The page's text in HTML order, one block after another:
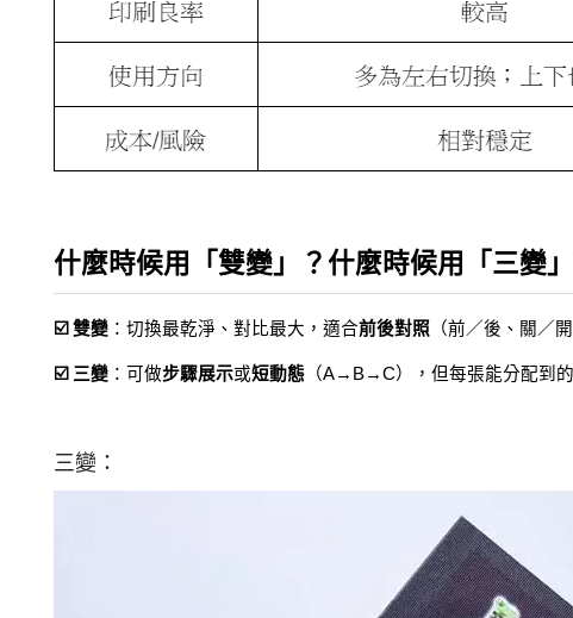
什麼時候用「雙變」？什麼時候用「三變
☑️ 雙變 ：切換最乾淨、對比最大，適合前後對照 （前／後、關／
☑️ 三變 ：可做步驟展示或短動態 （A→B→C），但每張能分配到的
三變：